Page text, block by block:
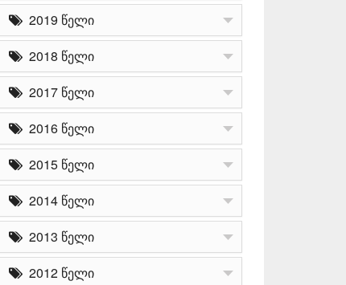
2019 წელი
2018 წელი
2017 წელი
2016 წელი
2015 წელი
2014 წელი
2013 წელი
2012 წელი